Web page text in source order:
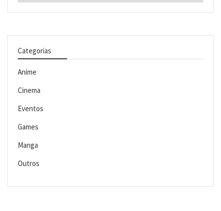
Categorias
Anime
Cinema
Eventos
Games
Manga
Outros